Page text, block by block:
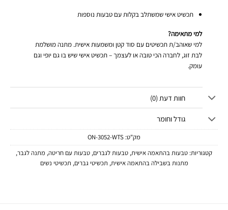
תכשיט אישי שמשתלב בקלות עם טבעות נוספות
למי מתאימה?
למי שאוהב/ת תכשיטים עם סוד קטן ומשמעות אישית. מתנה מושלמת
לבת זוג, לחברה הכי טובה או לעצמך – תכשיט אישי שיש בו גם יופי וגם
עומק.
חוות דעת (0)
גודל וחומר
מק"ט: ON-3052-WTS
קטגוריות: טבעות בהתאמה אישית, טבעות לגברים, טבעות עם חריטה, מתנה לגבר,
מתנות בשבילה בהתאמה אישית, תכשיטי גברים, תכשיטי נשים